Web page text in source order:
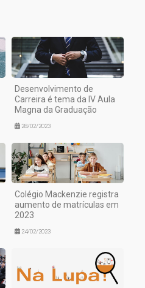
Desenvolvimento de
Carreira é tema da IV Aula
Magna da Graduação
28/02/2023
Colégio Mackenzie registra
aumento de matrículas em
2023
24/02/2023